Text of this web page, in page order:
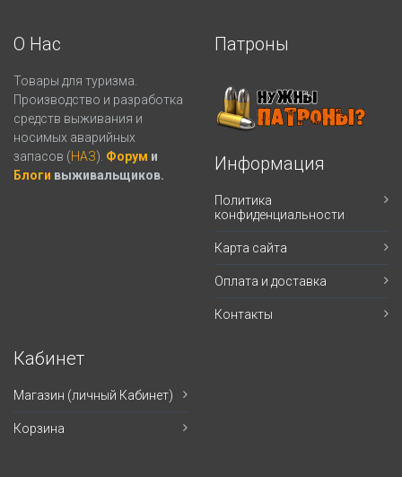
О Нас
Товары для туризма.
Производство и разработка
средств выживания и
носимых аварийных
запасов (НАЗ). Форум и
Блоги выживальщиков.
Патроны
Информация
Политика
конфиденциальности
Карта сайта
Оплата и доставка
Контакты
Кабинет
Магазин (личный Кабинет)
Корзина